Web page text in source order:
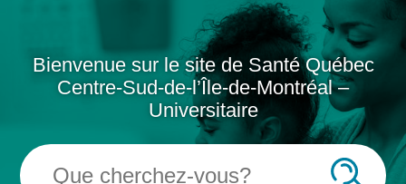
Bienvenue sur le site de Santé Québec
Centre-Sud-de-l’Île-de-Montréal –
Universitaire